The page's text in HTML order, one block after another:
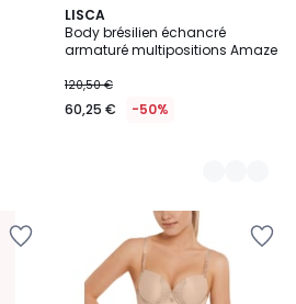
LISCA
Body brésilien échancré
armaturé multipositions Amaze
120,50 €
60,25 € -50%
2
Couleurs